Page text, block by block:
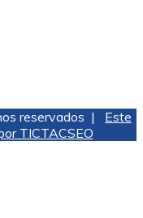
reservados | Este
TICTACSEO